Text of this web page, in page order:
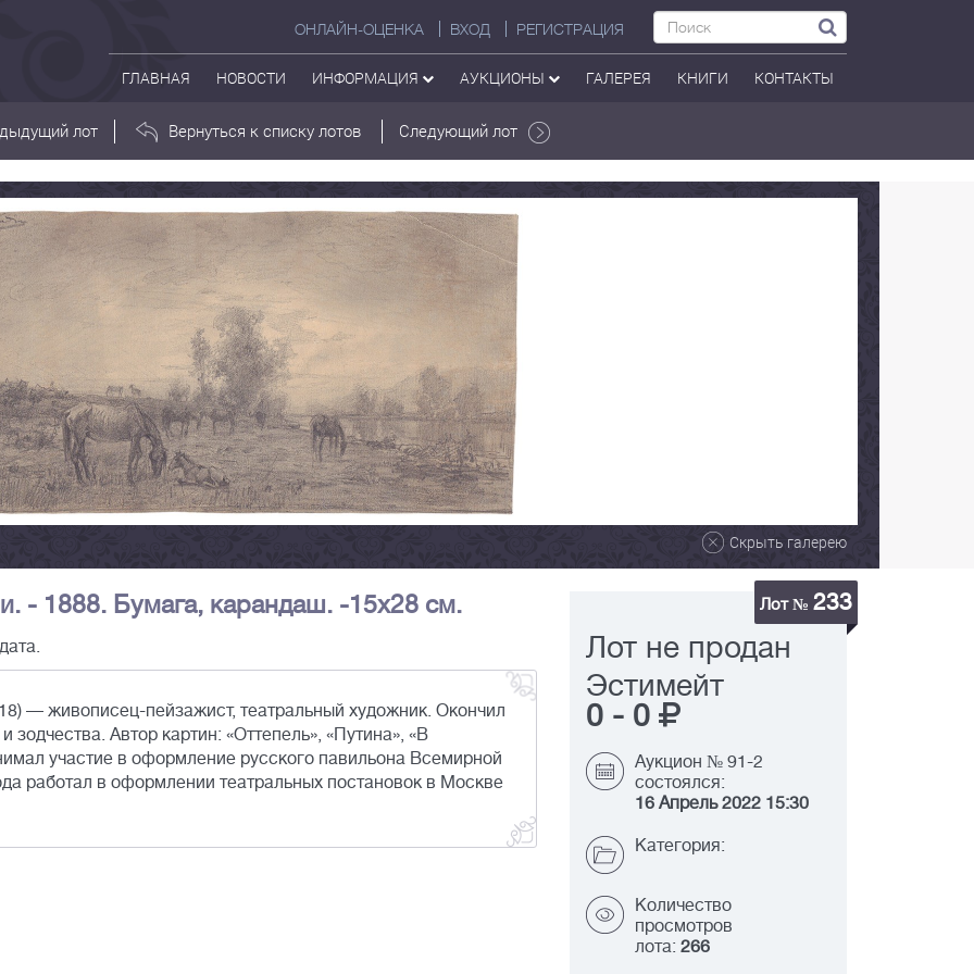
ОНЛАЙН-ОЦЕНКА ВХОД РЕГИСТРАЦИЯ
ГЛАВНАЯ НОВОСТИ ИНФОРМАЦИЯ АУКЦИОНЫ ГАЛЕРЕЯ КНИГИ КОНТАКТЫ
лот Вернуться к списку лотов Следующий лот
Скрыть галерею
- 1888. Бумага, карандаш. -15х28 см.
— живописец-пейзажист, театральный художник. Окончил
Автор картин: «Оттепель», «Путина», «В
участие в оформление русского павильона Всемирной
работал в оформлении театральных постановок в Москве
Лот № 233
Лот не продан
Эстимейт
0 - 0
Аукцион № 91-2
состоялся:
16 Апрель 2022 15:30
Категория:
Количество
просмотров
лота: 266